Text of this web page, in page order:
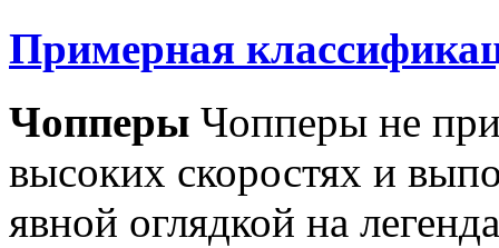
Примерная
Чопперы Чопперы не
высоких скоростях и
явной оглядкой на